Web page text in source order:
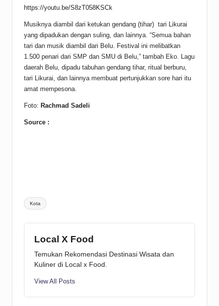
https://youtu.be/S8zT058KSCk
Musiknya diambil dari ketukan gendang (tihar) tari Likurai
yang dipadukan dengan suling, dan lainnya. “Semua bahan
tari dan musik diambil dari Belu. Festival ini melibatkan
1.500 penari dari SMP dan SMU di Belu,” tambah Eko. Lagu
daerah Belu, dipadu tabuhan gendang tihar, ritual berburu,
tari Likurai, dan lainnya membuat pertunjukkan sore hari itu
amat mempesona.
Foto: Rachmad Sadeli
Source :
Tags:
Kota
Local X Food
Temukan Rekomendasi Destinasi Wisata dan
Kuliner di Local x Food.
View All Posts